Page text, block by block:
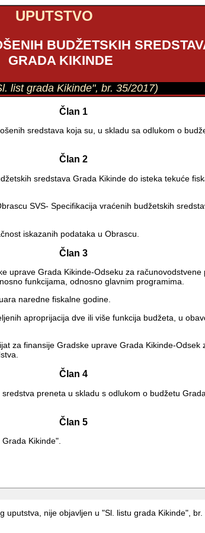
UPUTSTVO
BUDŽETSKIH
GRADA KIKINDE
list grada Kikinde", br. 35/2017)
Član 1
sredstava koja su, u skladu sa odlukom o
Član 2
sredstava Grada Kikinde do isteka tekuće
SVS- Specifikacija vraćenih budžetskih
iskazanih podataka u Obrascu.
Član 3
uprave Grada Kikinde-Odseku za
funkcijama, odnosno glavnim programima.
naredne fiskalne godine.
aproprijacija dve ili više funkcija budžeta, u
za finansije Gradske uprave Grada Kikinde-
Član 4
preneta u skladu s odlukom o budžetu
Član 5
Kikinde".
nije objavljen u "Sl. listu grada Kikinde", br.